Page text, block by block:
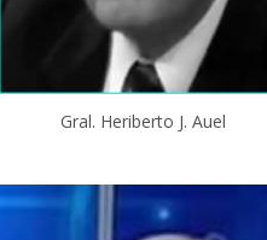
Gral. Heriberto J. Auel